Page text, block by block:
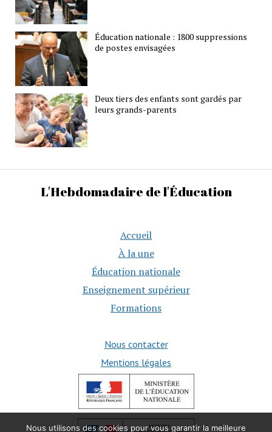
Éducation nationale : 1800 suppressions
de postes envisagées
Deux tiers des enfants sont gardés par
leurs grands-parents
L'Hebdomadaire de l'Éducation
Accueil
À la une
Éducation nationale
Enseignement supérieur
Formations
Nous contacter
Mentions légales
Nous utilisons des cookies pour vous garantir la meilleure